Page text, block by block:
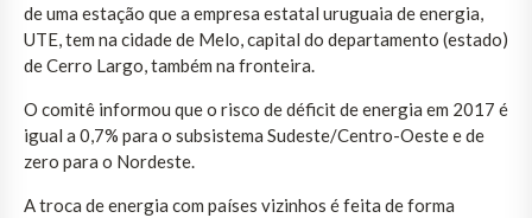
de uma estação que a empresa estatal uruguaia de energia,
UTE, tem na cidade de Melo, capital do departamento (estado)
de Cerro Largo, também na fronteira.
O comitê informou que o risco de déficit de energia em 2017 é
igual a 0,7% para o subsistema Sudeste/Centro-Oeste e de
zero para o Nordeste.
A troca de energia com países vizinhos é feita de forma